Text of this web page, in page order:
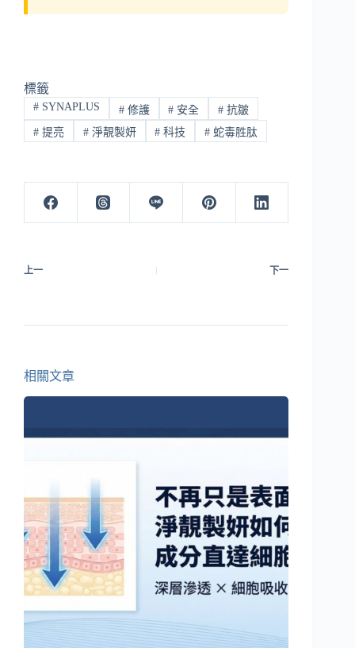
標籤
#SYNAPLUS #修護 # 安全 # 抗皺
#提亮 #淨靚製妍 # 科技 # 蛇毒胜肽
上一 下一
相關文章